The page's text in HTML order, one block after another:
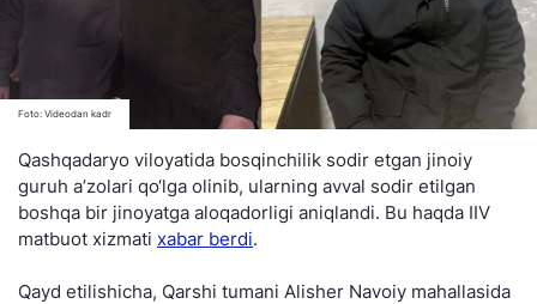
Foto: Videodan kadr
Qashqadaryo viloyatida bosqinchilik sodir etgan jinoiy
guruh a’zolari qo‘lga olinib, ularning avval sodir etilgan
boshqa bir jinoyatga aloqadorligi aniqlandi. Bu haqda IIV
matbuot xizmati xabar berdi.
Qayd etilishicha, Qarshi tumani Alisher Navoiy mahallasida